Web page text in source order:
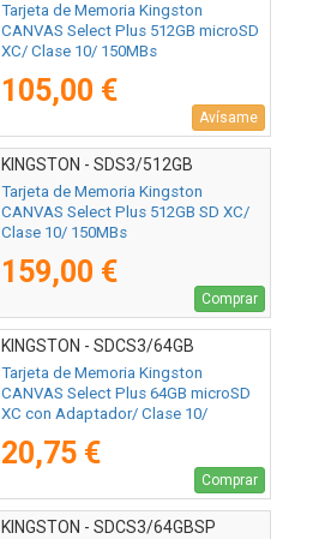
Tarjeta de Memoria Kingston
CANVAS Select Plus 512GB microSD
XC/ Clase 10/ 150MBs
105,00 €
Avísame
KINGSTON - SDS3/512GB
Tarjeta de Memoria Kingston
CANVAS Select Plus 512GB SD XC/
Clase 10/ 150MBs
159,00 €
Comprar
KINGSTON - SDCS3/64GB
Tarjeta de Memoria Kingston
CANVAS Select Plus 64GB microSD
XC con Adaptador/ Clase 10/
20,75 €
Comprar
KINGSTON - SDCS3/64GBSP